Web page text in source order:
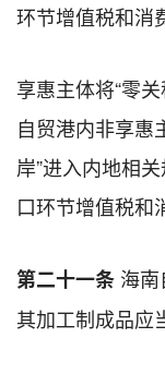
环节增值税和消
享惠主体将“零
自贸港内非享惠
岸”进入内地相
口环节增值税和
第二十一条 海
其加工制成品应